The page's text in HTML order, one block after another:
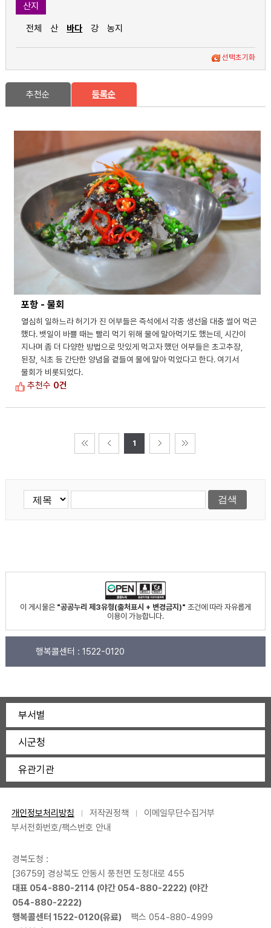
산지
전체 산 바다 강 농지
선택초기화
추천순 등록순
포항 - 물회
열심히 일하느라 허기가 진 어부들은 즉석에서 각종 생선을 대충 썰어 먹곤
했다. 뱃일이 바쁠 때는 빨리 먹기 위해 물에 말아먹기도 했는데, 시간이
지나며 좀 더 다양한 방법으로 맛있게 먹고자 했던 어부들은 초고추장,
된장, 식초 등 간단한 양념을 곁들여 물에 말아 먹었다고 한다. 여기서
물회가 비롯되었다.
추천수 0건
1
이 게시물은 "공공누리 제3유형(출처표시 + 변경금지)" 조건에 따라 자유롭게
이용이 가능합니다.
행복콜센터 : 1522-0120
부서별
시군청
유관기관
개인정보처리방침 저작권정책
이메일무단수집거부
부서전화번호/팩스번호 안내
경북도청 :
[36759] 경상북도 안동시 풍천면 도청대로 455
대표 054-880-2114 (야간 054-880-2222) (야간
054-880-2222)
행복콜센터 1522-0120(유료)
팩스 054-880-4999